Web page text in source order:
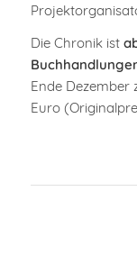
Die Chronik ist
Ende Dezember
Euro